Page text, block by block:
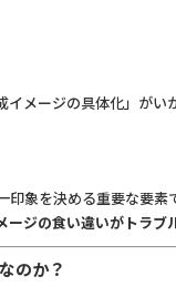
イメージの具体化」が
象を決める重要な要
ージの食い違いがトラブ
のか？